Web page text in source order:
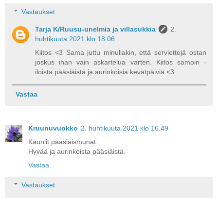
Vastaukset
Tarja K/Ruusu-unelmia ja villasukkia
2.
huhtikuuta 2021 klo 18.06
Kiitos <3 Sama juttu minullakin, että serviettejä ostan
joskus ihan vain askartelua varten. Kiitos samoin -
iloista pääsiäistä ja aurinkoisia kevätpäiviä <3
Vastaa
Kruunuvuokko 2. huhtikuuta 2021 klo 16.49
Kauniit pääsiäismunat.
Hyvää ja aurinkoista pääsiäistä.
Vastaa
Vastaukset